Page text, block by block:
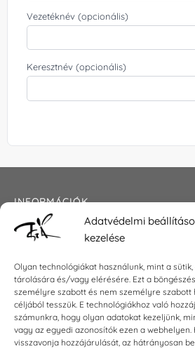
Adatvédelmi
kezelése
Olyan technológiákat használunk, mint a
tárolására és/vagy elérésére. Ezt a
személyre szabott és nem személyre
céljából tesszük. E technológiákhoz való
számunkra, hogy olyan adatokat kezeljünk,
vagy az egyedi azonosítók ezen a webhelyen.
visszavonja hozzájárulását, az hátrányosan
Vezetéknév (opcionális)
Keresztnév (opcionális)
INFORMÁCIÓK
Általános szerződési feltételek
Impresszum
KAPCSOLAT